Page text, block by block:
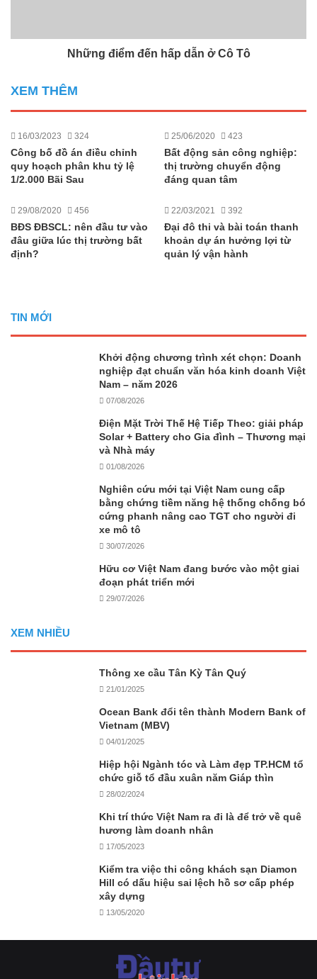
Những điểm đến hấp dẫn ở Cô Tô
XEM THÊM
16/03/2023 324
Công bố đồ án điều chỉnh
quy hoạch phân khu tỷ lệ
1/2.000 Bãi Sau
25/06/2020 423
Bất động sản công nghiệp:
thị trường chuyển động
đáng quan tâm
29/08/2020 456
BĐS ĐBSCL: nên đầu tư vào
đâu giữa lúc thị trường bất
định?
22/03/2021 392
Đại đô thi và bài toán thanh
khoản dự án hưởng lợi từ
quản lý vận hành
TIN MỚI
Khởi động chương trình xét chọn: Doanh
nghiệp đạt chuẩn văn hóa kinh doanh Việt
Nam – năm 2026
07/08/2026
Điện Mặt Trời Thế Hệ Tiếp Theo: giải pháp
Solar + Battery cho Gia đình – Thương mại
và Nhà máy
01/08/2026
Nghiên cứu mới tại Việt Nam cung cấp
bằng chứng tiềm năng hệ thống chống bó
cứng phanh nâng cao TGT cho người đi
xe mô tô
30/07/2026
Hữu cơ Việt Nam đang bước vào một giai
đoạn phát triển mới
29/07/2026
XEM NHIỀU
Thông xe cầu Tân Kỳ Tân Quý
21/01/2025
Ocean Bank đổi tên thành Modern Bank of
Vietnam (MBV)
04/01/2025
Hiệp hội Ngành tóc và Làm đẹp TP.HCM tổ
chức giỗ tổ đầu xuân năm Giáp thìn
28/02/2024
Khi trí thức Việt Nam ra đi là để trở về quê
hương làm doanh nhân
17/05/2023
Kiểm tra việc thi công khách sạn Diamon
Hill có dấu hiệu sai lệch hồ sơ cấp phép
xây dựng
13/05/2020